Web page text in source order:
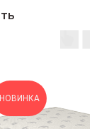
НОВИНКА